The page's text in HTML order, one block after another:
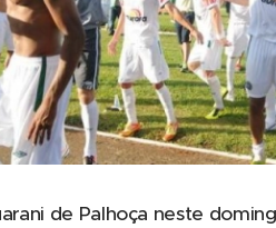
de Palhoça neste